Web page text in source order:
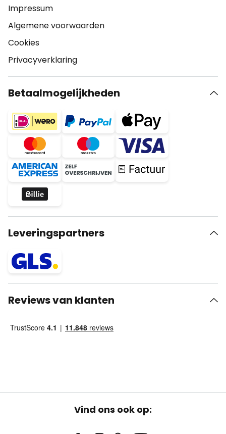
Impressum
Algemene voorwaarden
Cookies
Privacyverklaring
Betaalmogelijkheden
Leveringspartners
Reviews van klanten
Vind ons ook op: